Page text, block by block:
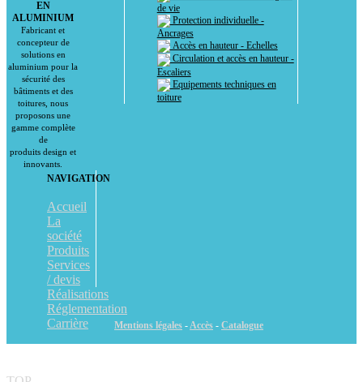
EN
ALUMINIUM
Fabricant et
concepteur de
solutions en
aluminium pour la
sécurité des
bâtiments et des
toitures, nous
proposons une
gamme complète
de
produits design et
innovants.
de vie
Protection individuelle -
Ancrages
Accès en hauteur - Echelles
Circulation et accès en hauteur -
Escaliers
Equipements techniques en
toiture
NAVIGATION
Accueil
La
société
Produits
Services
/ devis
Réalisations
Réglementation
Carrière
Mentions légales -Accès - Catalogue